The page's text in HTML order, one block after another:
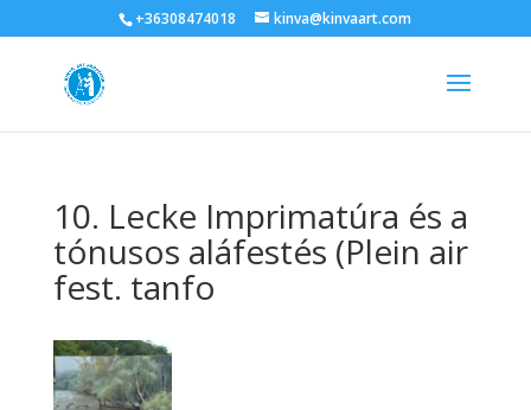
+36308474018 kinva@kinvaart.com
10. Lecke Imprimatúra és a
tónusos aláfestés (Plein air
fest. tanfo